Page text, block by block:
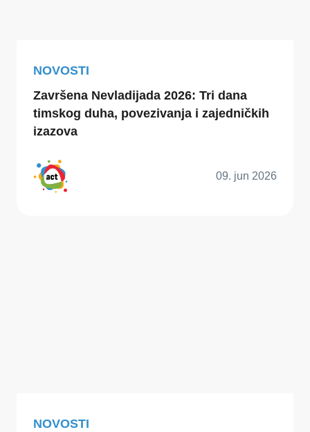
NOVOSTI
Završena Nevladijada 2026: Tri dana
timskog duha, povezivanja i zajedničkih
izazova
09. jun 2026
NOVOSTI